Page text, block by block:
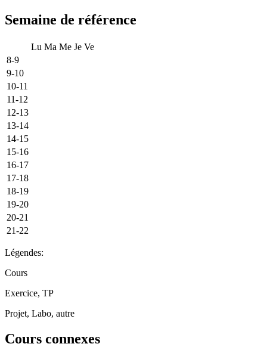
Semaine de référence
Lu Ma Me Je Ve
8-9
9-10
10-11
11-12
12-13
13-14
14-15
15-16
16-17
17-18
18-19
19-20
20-21
21-22
Légendes:
Cours
Exercice, TP
Projet, Labo, autre
Cours connexes